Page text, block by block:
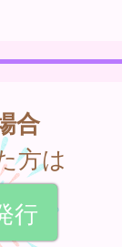
合
方は
行